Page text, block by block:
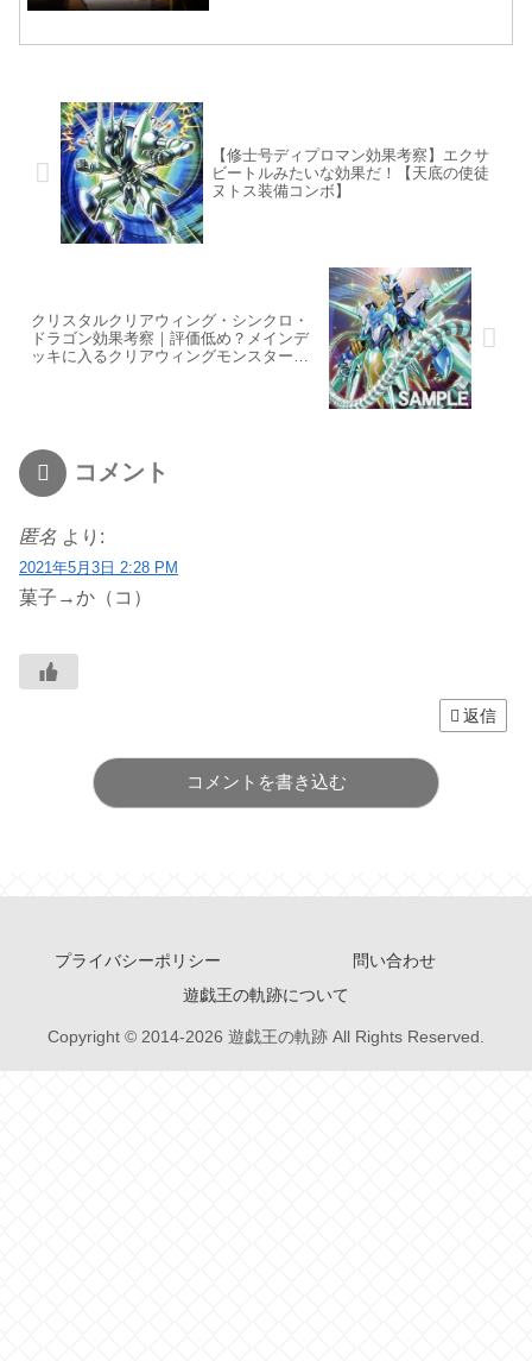
【修士号ディプロマン効果考察】エクサ
ビートルみたいな効果だ！【天底の使徒
ヌトス装備コンボ】
クリスタルクリアウィング・シンクロ・
ドラゴン効果考察｜評価低め？メインデ
ッキに入るクリアウィングモンスター
コメント
匿名 より:
2021年5月3日 2:28 PM
菓子→か（コ）
返信
コメントを書き込む
プライバシーポリシー
問い合わせ
遊戯王の軌跡について
Copyright © 2014-2026 遊戯王の軌跡 All Rights Reserved.